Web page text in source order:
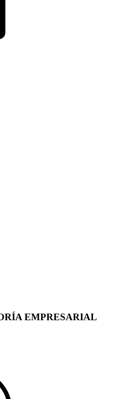
EMPRESARIAL